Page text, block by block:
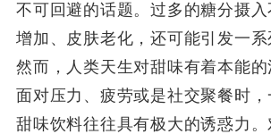
不可回避的话题。过多的糖分摄
增加、皮肤老化，还可能引发一系
然而，人类天生对甜味有着本能
面对压力、疲劳或是社交聚餐时
甜味饮料往往具有极大的诱惑力